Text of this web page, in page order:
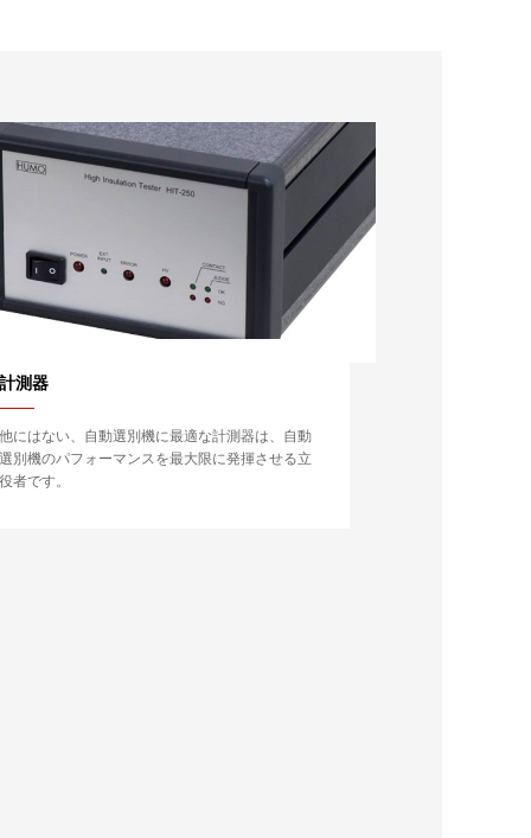
計測器
他にはない、自動選別機に最適な計測器は、自動
選別機のパフォーマンスを最大限に発揮させる立
役者です。